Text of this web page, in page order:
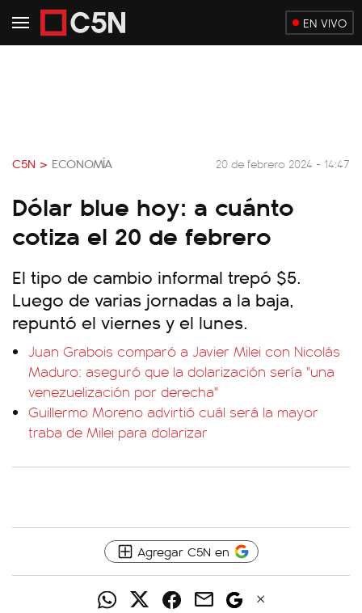
EN VIVO
C5N > ECONOMÍA 20 de febrero 2024 - 14:47
Dólar blue hoy: a cuánto
cotiza el 20 de febrero
El tipo de cambio informal trepó $5.
Luego de varias jornadas a la baja,
repuntó el viernes y el lunes.
Juan Grabois comparó a Javier Milei con Nicolás
Maduro: aseguró que la dolarización sería "una
venezuelización por derecha"
Guillermo Moreno advirtió cuál será la mayor
traba de Milei para dolarizar
Agregar C5N en